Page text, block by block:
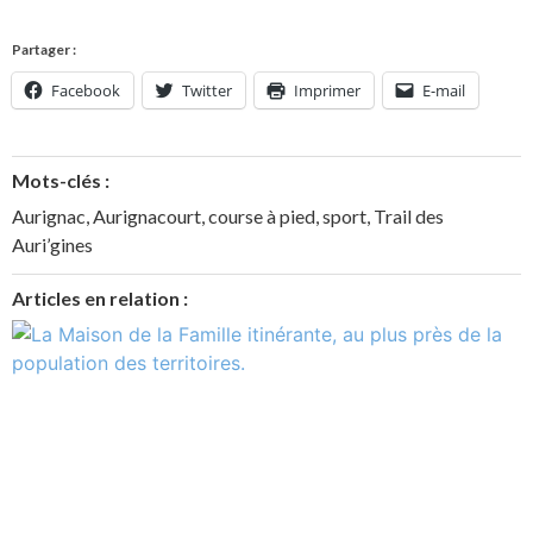
Partager :
Facebook Twitter Imprimer E-mail
Mots-clés :
Aurignac,Aurignacourt,course à pied,sport, Trail des
Auri’gines
Articles en relation :